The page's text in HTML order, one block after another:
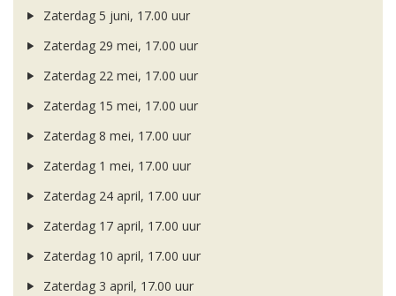
Zaterdag 5 juni, 17.00 uur
Zaterdag 29 mei, 17.00 uur
Zaterdag 22 mei, 17.00 uur
Zaterdag 15 mei, 17.00 uur
Zaterdag 8 mei, 17.00 uur
Zaterdag 1 mei, 17.00 uur
Zaterdag 24 april, 17.00 uur
Zaterdag 17 april, 17.00 uur
Zaterdag 10 april, 17.00 uur
Zaterdag 3 april, 17.00 uur